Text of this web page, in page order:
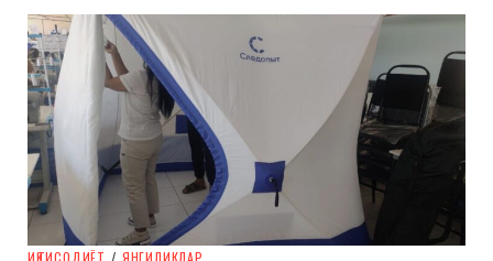
ИҚТИСОДИЁТ / ЯНГИЛИКЛАР